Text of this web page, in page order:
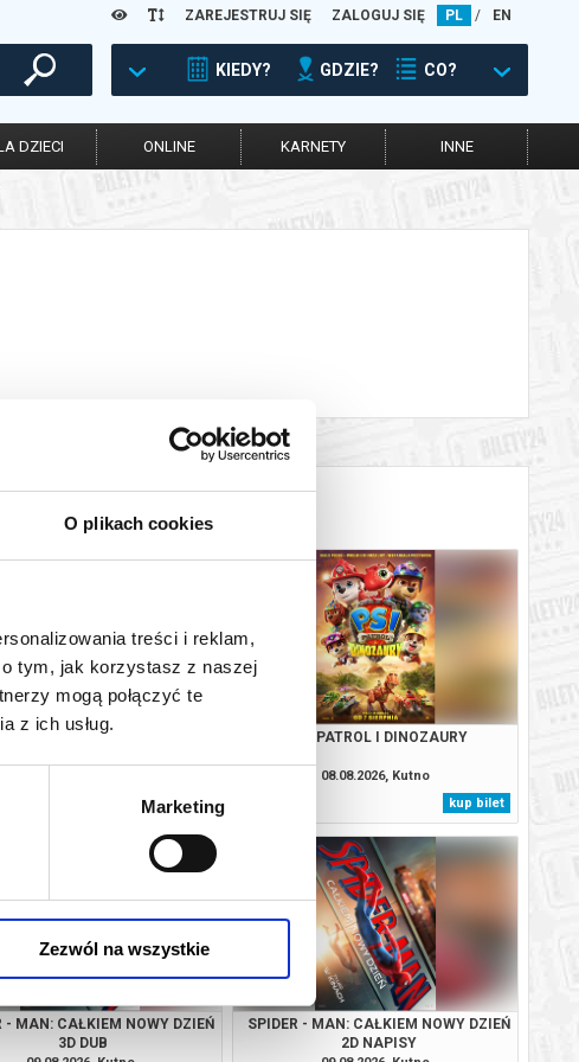
O plikach cookies
treści i reklam,
tym, jak korzystasz z naszej
mogą połączyć te
z ich usług.
Marketing
Zezwól na wszystkie
ZAREJESTRUJ SIĘ ZALOGUJ SIĘ PL / EN
KIEDY? GDZIE? CO?
DZIECI ONLINE KARNETY INNE
- MAN: CAŁKIEM NOWY DZIEŃ
kup bilet
PSI PATROL I DINOZAURY
08.08.2026, Kutno
kup bilet
- MAN: CAŁKIEM NOWY DZIEŃ
3D DUB
SPIDER - MAN: CAŁKIEM NOWY DZIEŃ
2D NAPISY